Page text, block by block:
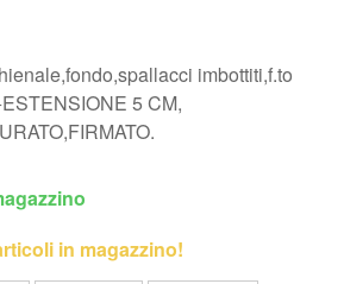
imbottiti,f.to
5 CM,
in magazzino!